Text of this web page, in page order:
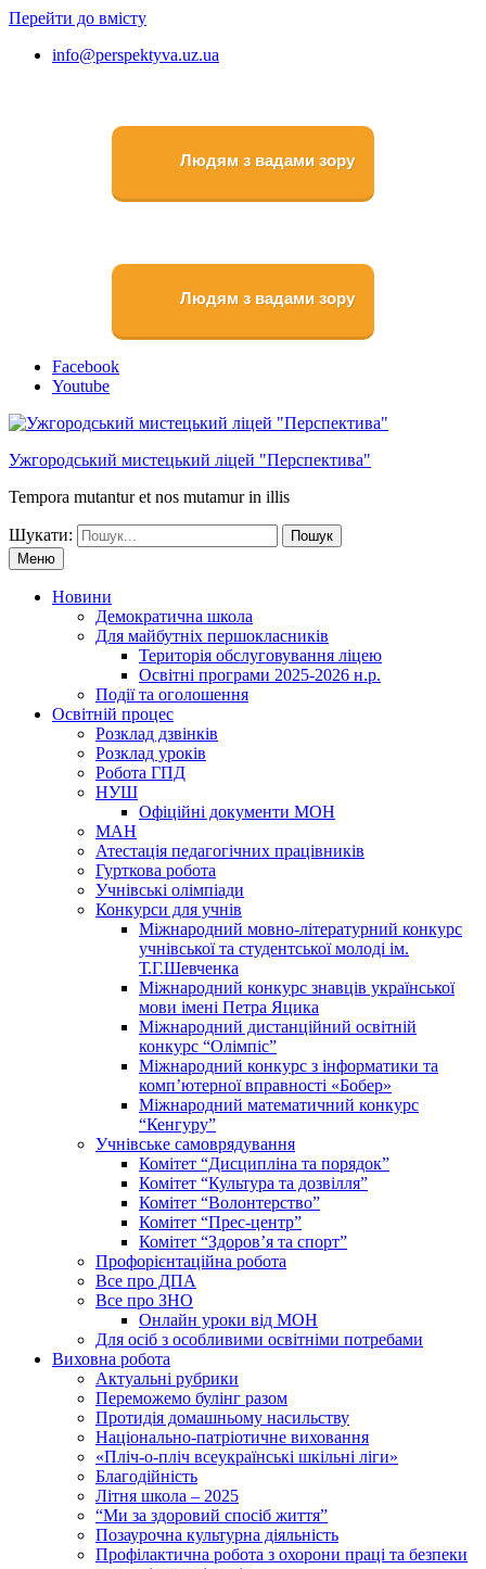
Перейти до вмісту
info@perspektyva.uz.ua
Людям з вадами зору
Людям з вадами зору
Faceboоk
Youtube
Ужгородський мистецький ліцей "Перспектива"
Tempora mutantur et nos mutamur in illis
Шукати:
Меню
Новини
Демократична школа
Для майбутніх першокласників
Територія обслуговування ліцею
Освітні програми 2025-2026 н.р.
Події та оголошення
Освітній процес
Розклад дзвінків
Розклад уроків
Робота ГПД
НУШ
Офіційні документи МОН
МАН
Атестація педагогічних працівників
Гурткова робота
Учнівські олімпіади
Конкурси для учнів
Мiжнародний мовно-літературний конкурс
учнiвської та студентської молодi iм.
Т.Г.Шевченка
Міжнародний конкурс знавців української
мови імені Петра Яцика
Міжнародний дистанційний освітній
конкурс “Олімпіс”
Міжнародний конкурс з інформатики та
комп’ютерної вправності «Бобер»
Міжнародний математичний конкурс
“Кенгуру”
Учнівське самоврядування
Комітет “Дисципліна та порядок”
Комітет “Культура та дозвілля”
Комітет “Волонтерство”
Комітет “Прес-центр”
Комітет “Здоров’я та спорт”
Профорієнтаційна робота
Все про ДПА
Все про ЗНО
Онлайн уроки від МОН
Для осіб з особливими освітніми потребами
Виховна робота
Актуальні рубрики
Переможемо булінг разом
Протидія домашньому насильству
Національно-патріотичне виховання
«Пліч-о-пліч всеукраїнські шкільні ліги»
Благодійність
Літня школа – 2025
“Ми за здоровий спосіб життя”
Позаурочна культурна діяльність
Профілактична робота з охорони праці та безпеки